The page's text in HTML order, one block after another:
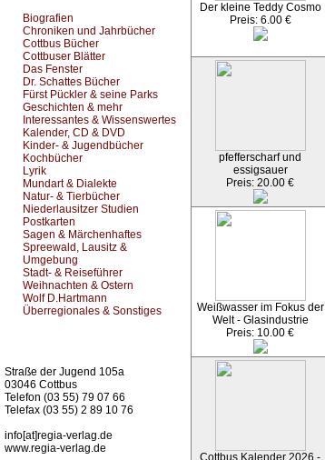
Biografien
Chroniken und Jahrbücher
Cottbus Bücher
Cottbuser Blätter
Das Fenster
Dr. Schattes Bücher
Fürst Pückler & seine Parks
Geschichten & mehr
Interessantes & Wissenswertes
Kalender, CD & DVD
Kinder- & Jugendbücher
Kochbücher
Lyrik
Mundart & Dialekte
Natur- & Tierbücher
Niederlausitzer Studien
Postkarten
Sagen & Märchenhaftes
Spreewald, Lausitz &
Umgebung
Stadt- & Reiseführer
Weihnachten & Ostern
Wolf D.Hartmann
Überregionales & Sonstiges
Straße der Jugend 105a
03046 Cottbus
Telefon (03 55) 79 07 66
Telefax (03 55) 2 89 10 76
info[at]regia-verlag.de
www.regia-verlag.de
Der kleine Teddy Cosmo
Preis: 6.00 €
pfefferscharf und
essigsauer
Preis: 20.00 €
Weißwasser im Fokus der
Welt - Glasindustrie
Preis: 10.00 €
Cottbus Kalender 2026 -